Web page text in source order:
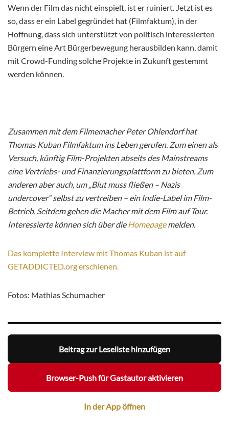
Wenn der Film das nicht einspielt, ist er ruiniert. Jetzt ist es
so, dass er ein Label gegründet hat (Filmfaktum), in der
Hoffnung, dass sich unterstützt von politisch interessierten
Bürgern eine Art Bürgerbewegung herausbilden kann, damit
mit Crowd-Funding solche Projekte in Zukunft gestemmt
werden können.
Zusammen mit dem Filmemacher Peter Ohlendorf hat
Thomas Kuban Filmfaktum ins Leben gerufen. Zum einen als
Versuch, künftig Film-Projekten abseits des Mainstreams
eine Vertriebs- und Finanzierungsplattform zu bieten. Zum
anderen aber auch, um „Blut muss fließen – Nazis
undercover“ selbst zu vertreiben – ein Indie-Label im Film-
Betrieb. Seitdem gehen die Macher mit dem Film auf Tour.
Interessierte können sich über dieHomepagemelden.
Das komplette Interview mit Thomas Kuban ist auf
GETADDICTED.org erschienen.
Fotos: Mathias Schumacher
Beitrag zur Leseliste hinzufügen
Browser-Push für Gastautor aktivieren
In der App öffnen